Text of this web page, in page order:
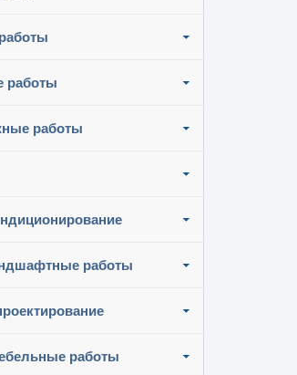
работы
работы
работы
работы